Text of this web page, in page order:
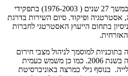
גילי שנהר שירת בצה"ל בקבע במשך 27 שנים ( 1976-2003) בתפקידי
אסטרטגיה ופיקוד. סיום השירות בדרגת
אלוף משנה. החל משנת 2004 ניסיון בתחום הייעוץ האסטרטגי לחברות
האזרחית.
בתוכניות למוסמך לניהול מצבי חירום
באוניברסיטת ת"א מאז הקמתה בשנת 2006. כמו כן משמש כעמית
בנוסף גילי כמרצה באוניברסיטת